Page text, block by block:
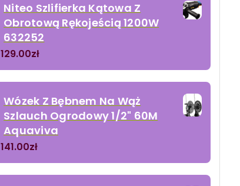
Niteo Szlifierka Kątowa Z
Obrotową Rękojeścią 1200W
632252
129.00zł
Wózek Z Bębnem Na Wąż
Szlauch Ogrodowy 1/2" 60M
Aquaviva
141.00zł